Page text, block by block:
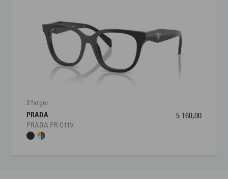
2 farger
PRADA
PRADA PR C11V
5 160,00